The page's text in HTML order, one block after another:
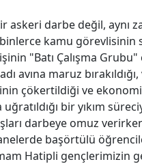
askeri darbe değil, aynı
binlerce kamu
"Batı Çalışma
avına maruz
çökertildiği ve
bir yıkım
darbeye omuz
başörtülü
Hatipli gençlerimizin